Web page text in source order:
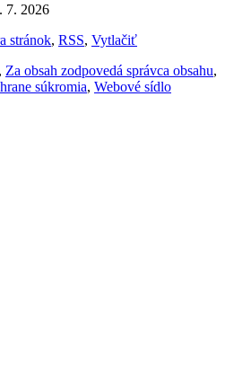
7. 2026
stránok, RSS, Vytlačiť
, Za obsah zodpovedá správca obsahu,
súkromia, Webové sídlo